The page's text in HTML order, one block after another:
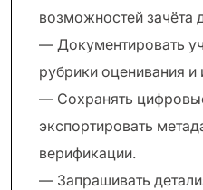
возможностей зачёта
— Документировать
рубрики оценивания
— Сохранять
экспортировать
верификации.
— Запрашивать